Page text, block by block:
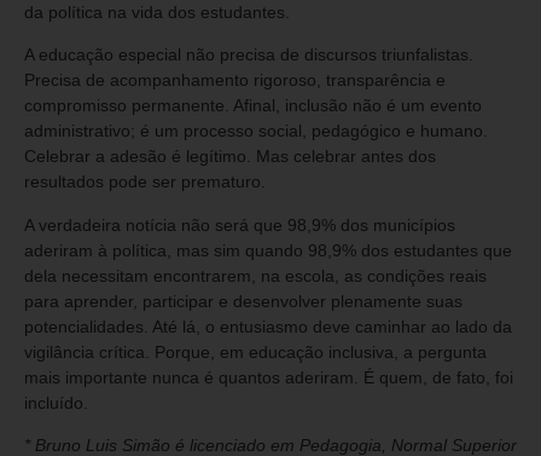
da política na vida dos estudantes.
A educação especial não precisa de discursos triunfalistas.
Precisa de acompanhamento rigoroso, transparência e
compromisso permanente. Afinal, inclusão não é um evento
administrativo; é um processo social, pedagógico e humano.
Celebrar a adesão é legítimo. Mas celebrar antes dos
resultados pode ser prematuro.
A verdadeira notícia não será que 98,9% dos municípios
aderiram à política, mas sim quando 98,9% dos estudantes que
dela necessitam encontrarem, na escola, as condições reais
para aprender, participar e desenvolver plenamente suas
potencialidades. Até lá, o entusiasmo deve caminhar ao lado da
vigilância crítica. Porque, em educação inclusiva, a pergunta
mais importante nunca é quantos aderiram. É quem, de fato, foi
incluído.
* Bruno Luis Simão é licenciado em Pedagogia, Normal Superior